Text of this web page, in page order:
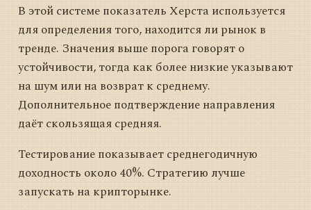
В этой системе показатель Херста используется
для определения того, находится ли рынок в
тренде. Значения выше порога говорят о
устойчивости, тогда как более низкие указывают
на шум или на возврат к среднему.
Дополнительное подтверждение направления
даёт скользящая средняя.
Тестирование показывает среднегодичную
доходность около 40%. Стратегию лучше
запускать на крипторынке.